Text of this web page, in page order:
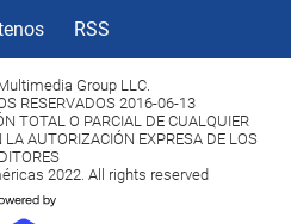
RSS
Group LLC.
RESERVADOS 2016-06-13
TOTAL O PARCIAL DE CUALQUIER
AUTORIZACIÓN EXPRESA DE LOS
2022. All rights reserved